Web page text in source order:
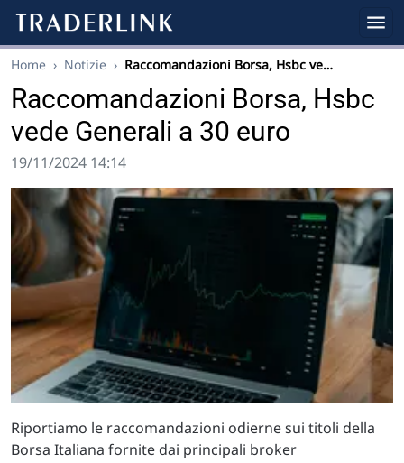
Home › Notizie › Raccomandazioni Borsa, Hsbc ve…
Raccomandazioni Borsa, Hsbc
vede Generali a 30 euro
19/11/2024 14:14
Riportiamo le raccomandazioni odierne sui titoli della
Borsa Italiana fornite dai principali broker